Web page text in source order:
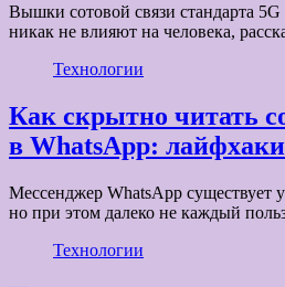
Вышки сотовой связи стандарта
никак не влияют на человека,
Технологии
Как скрытно читать
в WhatsApp: лайфхаки
Мессенджер WhatsApp существует
но при этом далеко не каждый
Технологии